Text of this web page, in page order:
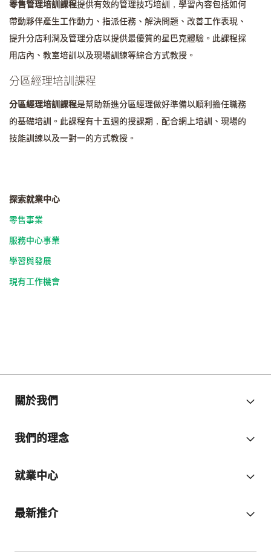
零售管理培訓課程提供有效的管理技巧培訓，學習內容包括如何
帶動夥伴產生工作動力、指派任務、解決問題、改善工作表現、
提升分店利潤及管理分店以提供最優質的星巴克體驗。此課程採
用店內、教室培訓以及現場訓練等綜合方式教授。
分區經理培訓課程
分區經理培訓課程是幫助新進分區經理做好準備以順利擔任職務
的基礎培訓。此課程有十五週的授課期，配合網上培訓、現場的
技能訓練以及一對一的方式教授。
探索就業中心
零售事業
服務中心事業
學習與發展
現有工作機會
關於我們
我們的理念
就業中心
最新推介